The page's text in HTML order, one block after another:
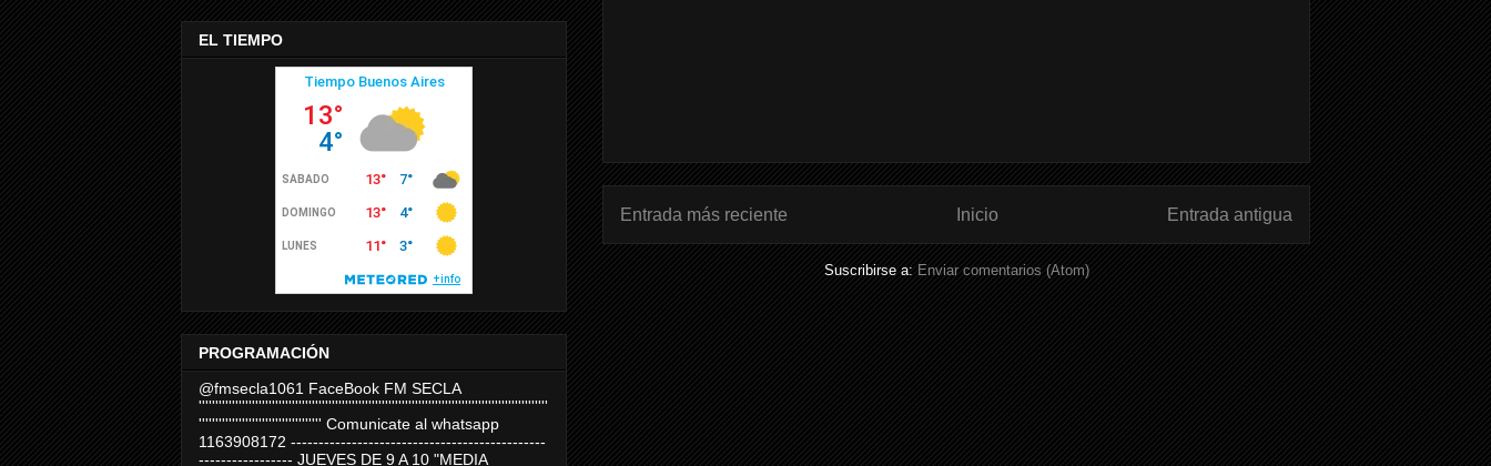
Entrada más reciente Entrada antigua
Inicio
Suscribirse a: Enviar comentarios (Atom)
EL TIEMPO
PROGRAMACIÓN
@fmsecla1061 FaceBook FM SECLA
'''''''''''''''''''''''''''''''''''''''''''''''''''''''''''''''''''''''''''''''''''''''''''''''''''''''''
''''''''''''''''''''''''''''''''''''' Comunicate al whatsapp
1163908172 ----------------------------------------------
----------------- JUEVES DE 9 A 10 "MEDIA